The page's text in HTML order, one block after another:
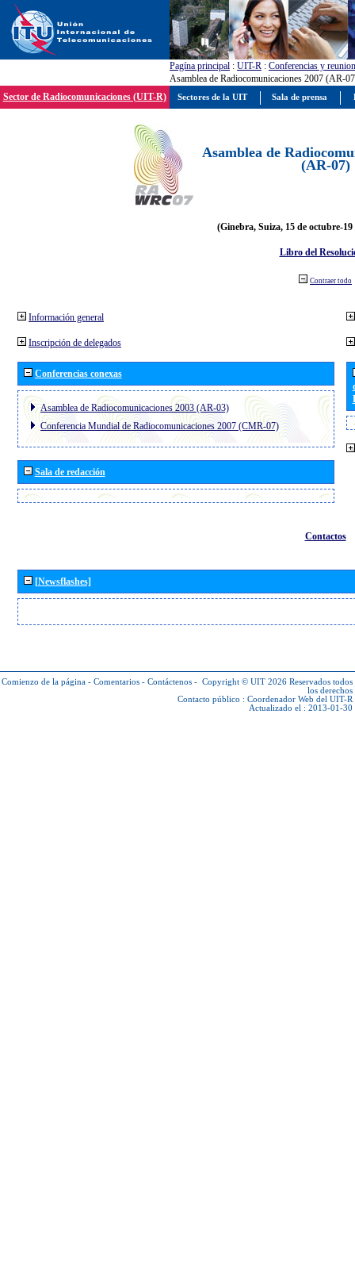
Pagína principal : UIT-R : Conferencias y
Asamblea de Radiocomunicaciones 2007 (AR-
Sector de Radiocomunicaciones (UIT-R)
Asamblea de
(AR-07)
(Ginebra, Suiza, 15 de octubre-19
Libro del
Contraer todo
Información general
Inscripción de delegados
Conferencias conexas
Asamblea de Radiocomunicaciones 2003 (AR-03)
Conferencia Mundial de Radiocomunicaciones 2007 (CMR-07)
Sala de redacción
Contactos
[Newsflashes]
Comienzo de la página - Comentarios - Contáctenos - Copyright © UIT 2026 Reservados todos
los derechos
Contacto público : Coordenador Web del UIT-R
Actualizado el : 2013-01-30
Sectores de la UIT Sala de prensa